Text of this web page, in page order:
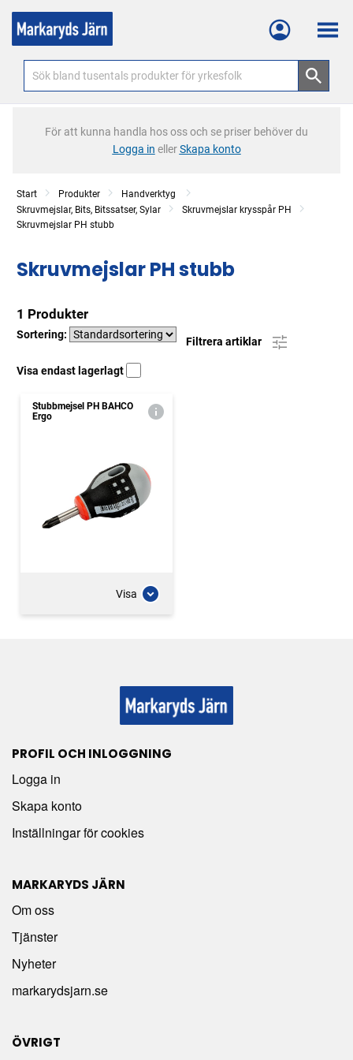
Meny
För att kunna handla hos oss och se priser behöver du
Logga in ellerSkapa konto
Start Produkter
Handverktyg
Skruvmejslar, Bits, Bitssatser, Sylar
Skruvmejslar krysspår PH
Skruvmejslar PH stubb
Skruvmejslar PH stubb
1 Produkter
Sortering:
Filtrera artiklar
Visa endast lagerlagt
Stubbmejsel PH BAHCO
Ergo
Visa
PROFIL OCH INLOGGNING
Logga in
Skapa konto
Inställningar för cookies
MARKARYDS JÄRN
Om oss
Tjänster
Nyheter
markarydsjarn.se
ÖVRIGT